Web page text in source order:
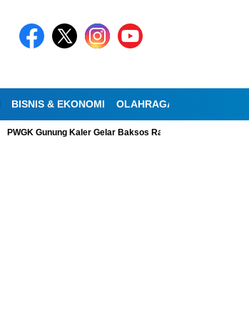
BISNIS & EKONOMI OLAHRAGA
PWGK Gunung Kaler Gelar Baksos Ramadan, Bantu Lansia